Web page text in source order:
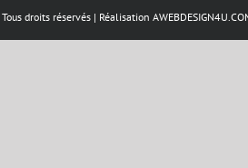
Tous droits réservés | Réalisation